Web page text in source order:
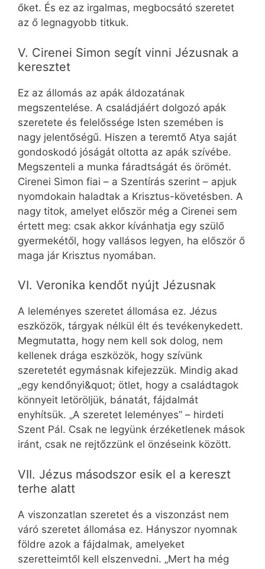
őket. És ez az irgalmas, megbocsátó szeretet
az ő legnagyobb titkuk.
V. Cirenei Simon segít vinni Jézusnak a
keresztet
Ez az állomás az apák áldozatának
megszentelése. A családjáért dolgozó apák
szeretete és felelőssége Isten szemében is
nagy jelentőségű. Hiszen a teremtő Atya saját
gondoskodó jóságát oltotta az apák szívébe.
Megszenteli a munka fáradtságát és örömét.
Cirenei Simon fiai – a Szentírás szerint – apjuk
nyomdokain haladtak a Krisztus-követésben. A
nagy titok, amelyet először még a Cirenei sem
értett meg: csak akkor kívánhatja egy szülő
gyermekétől, hogy vallásos legyen, ha először ő
maga jár Krisztus nyomában.
VI. Veronika kendőt nyújt Jézusnak
A leleményes szeretet állomása ez. Jézus
eszközök, tárgyak nélkül élt és tevékenykedett.
Megmutatta, hogy nem kell sok dolog, nem
kellenek drága eszközök, hogy szívünk
szeretetét egymásnak kifejezzük. Mindig akad
„egy kendőnyi&quot; ötlet, hogy a családtagok
könnyeit letöröljük, bánatát, fájdalmát
enyhítsük. „A szeretet leleményes” – hirdeti
Szent Pál. Csak ne legyünk érzéketlenek mások
iránt, csak ne rejtőzzünk el önzéseink között.
VII. Jézus másodszor esik el a kereszt
terhe alatt
A viszonzatlan szeretet és a viszonzást nem
váró szeretet állomása ez. Hányszor nyomnak
földre azok a fájdalmak, amelyeket
szeretteimtől kell elszenvedni. „Mert ha még